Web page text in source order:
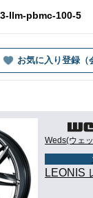
llm-pbmc-100-5
お気に入り登録（
Weds(ウェ
LEONIS